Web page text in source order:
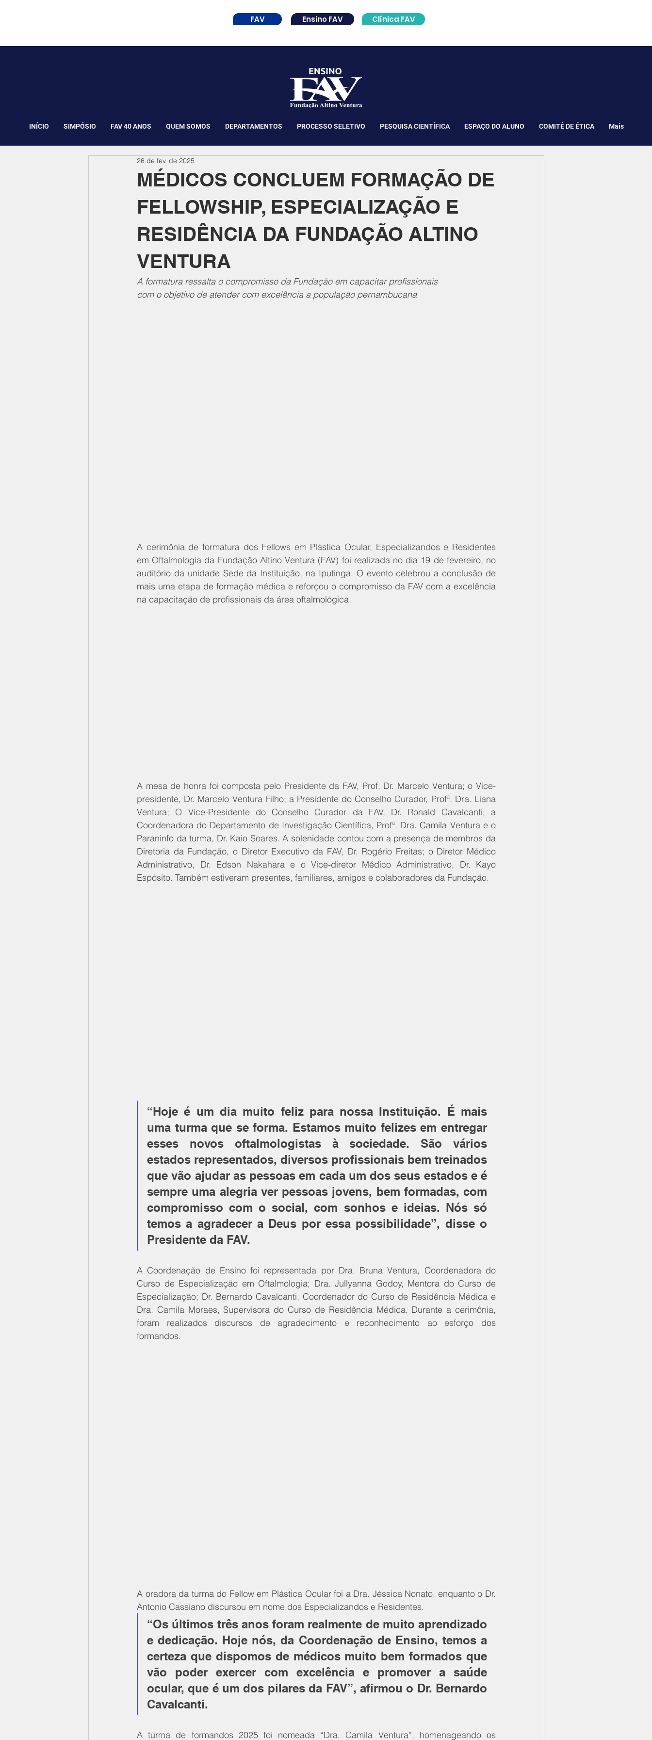
FAV Ensino FAV Clínica FAV
INÍCIO SIMPÓSIO FAV 40 ANOS QUEM SOMOS DEPARTAMENTOS PROCESSO SELETIVO PESQUISA CIENTÍFICA ESPAÇO DO ALUNO COMITÊ DE ÉTICA Mais
MÉDICOS CONCLUEM FORMAÇÃO DE
FELLOWSHIP, ESPECIALIZAÇÃO E
RESIDÊNCIA DA FUNDAÇÃO ALTINO
VENTURA
26 de fev. de 2025
A formatura ressalta o compromisso da Fundação em capacitar profissionais
com o objetivo de atender com excelência a população pernambucana
A cerimônia de formatura dos Fellows em Plástica Ocular, Especializandos e Residentes
em Oftalmologia da Fundação Altino Ventura (FAV) foi realizada no dia 19 de fevereiro, no
auditório da unidade Sede da Instituição, na Iputinga. O evento celebrou a conclusão de
mais uma etapa de formação médica e reforçou o compromisso da FAV com a excelência
na capacitação de profissionais da área oftalmológica.
A mesa de honra foi composta pelo Presidente da FAV, Prof. Dr. Marcelo Ventura; o Vice-
presidente, Dr. Marcelo Ventura Filho; a Presidente do Conselho Curador, Profª. Dra. Liana
Ventura; O Vice-Presidente do Conselho Curador da FAV, Dr. Ronald Cavalcanti; a
Coordenadora do Departamento de Investigação Científica, Profª. Dra. Camila Ventura e o
Paraninfo da turma, Dr. Kaio Soares. A solenidade contou com a presença de membros da
Diretoria da Fundação, o Diretor Executivo da FAV, Dr. Rogério Freitas; o Diretor Médico
Administrativo, Dr. Edson Nakahara e o Vice-diretor Médico Administrativo, Dr. Kayo
Espósito. Também estiveram presentes, familiares, amigos e colaboradores da Fundação.
“Hoje é um dia muito feliz para nossa Instituição. É mais
uma turma que se forma. Estamos muito felizes em entregar
esses novos oftalmologistas à sociedade. São vários
estados representados, diversos profissionais bem treinados
que vão ajudar as pessoas em cada um dos seus estados e é
sempre uma alegria ver pessoas jovens, bem formadas, com
compromisso com o social, com sonhos e ideias. Nós só
temos a agradecer a Deus por essa possibilidade”, disse o
Presidente da FAV.
A Coordenação de Ensino foi representada por Dra. Bruna Ventura, Coordenadora do
Curso de Especialização em Oftalmologia; Dra. Jullyanna Godoy, Mentora do Curso de
Especialização; Dr. Bernardo Cavalcanti, Coordenador do Curso de Residência Médica e
Dra. Camila Moraes, Supervisora do Curso de Residência Médica. Durante a cerimônia,
foram realizados discursos de agradecimento e reconhecimento ao esforço dos
formandos.
A oradora da turma do Fellow em Plástica Ocular foi a Dra. Jéssica Nonato, enquanto o Dr.
Antonio Cassiano discursou em nome dos Especializandos e Residentes.
“Os últimos três anos foram realmente de muito aprendizado
e dedicação. Hoje nós, da Coordenação de Ensino, temos a
certeza que dispomos de médicos muito bem formados que
vão poder exercer com excelência e promover a saúde
ocular, que é um dos pilares da FAV”, afirmou o Dr. Bernardo
Cavalcanti.
A turma de formandos 2025 foi nomeada “Dra. Camila Ventura”, homenageando os